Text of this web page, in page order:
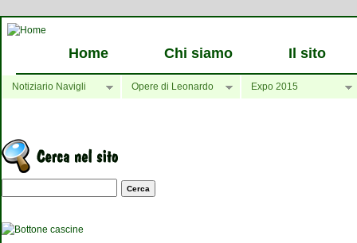
Home Chi siamo Il sito
Notiziario Navigli Opere di Leonardo Expo 2015
Maschera di ricerca